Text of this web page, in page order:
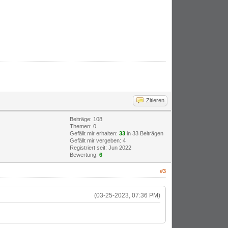
Zitieren
Beiträge: 108
Themen: 0
Gefällt mir erhalten:33 in 33 Beiträgen
Gefällt mir vergeben: 4
Registriert seit: Jun 2022
Bewertung:6
#3
(03-25-2023, 07:36 PM)